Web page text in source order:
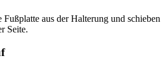
Fußplatte aus der Halterung und schieben
Seite.